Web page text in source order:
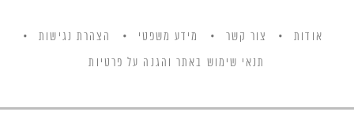
אודות צור קשר מידע משפטי הצהרת נגישות
תנאי שימוש באתר והגנה על פרטיות